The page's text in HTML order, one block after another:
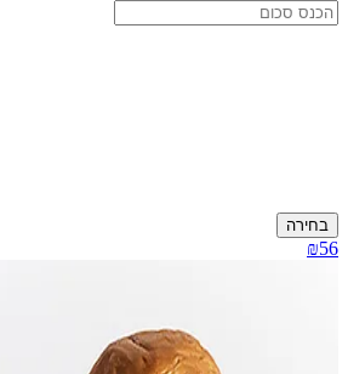
בחירה
₪56